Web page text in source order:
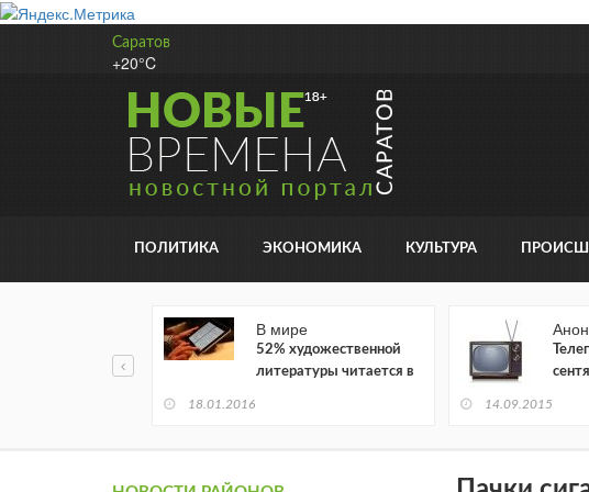
Саратов
+20°C
ПОЛИТИКА ЭКОНОМИКА КУЛЬТУРА
В мире
52% художественной
литературы читается в
18.01.2016 14.09.2015